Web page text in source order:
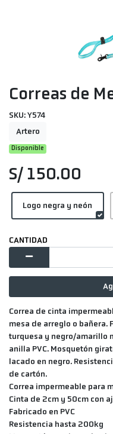
Correas de
SKU: Y574
Artero
Disponible
S/ 150.00
Logo negra y neón
CANTIDAD
Correa de cinta
mesa de arreglo o bañera.
turquesa y negro/amarillo
anilla PVC. Mosquetón
lacado en negro.
de cartón.
Correa impermeable para
Cinta de 2cm y 50cm con
Fabricado en PVC
Resistencia hasta 200kg